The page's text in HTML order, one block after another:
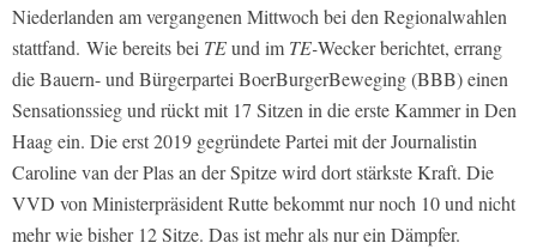
Niederlanden am vergangenen Mittwoch bei den Regionalwahlen
stattfand. Wie bereits bei TEund im TE-Wecker berichtet, errang
die Bauern- und Bürgerpartei BoerBurgerBeweging (BBB) einen
Sensationssieg und rückt mit 17 Sitzen in die erste Kammer in Den
Haag ein. Die erst 2019 gegründete Partei mit der Journalistin
Caroline van der Plas an der Spitze wird dort stärkste Kraft. Die
VVD von Ministerpräsident Rutte bekommt nur noch 10 und nicht
mehr wie bisher 12 Sitze. Das ist mehr als nur ein Dämpfer.